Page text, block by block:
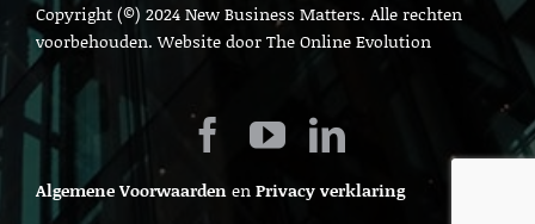
Copyright (©) 2024 New Business Matters. Alle rechten
voorbehouden. Website doorThe Online Evolution
Algemene VoorwaardenenPrivacy verklaring